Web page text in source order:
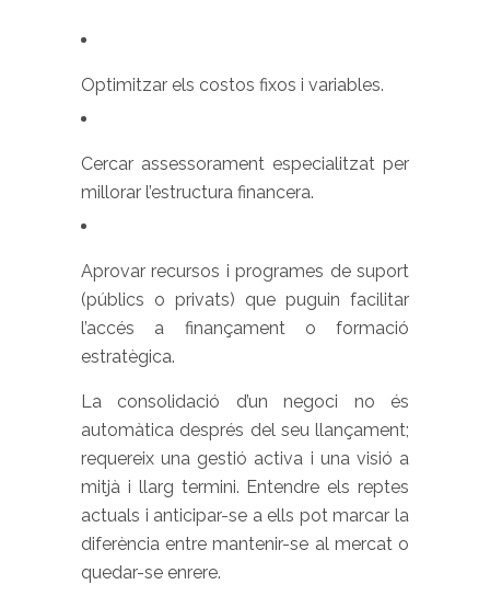
Optimitzar els costos fixos i variables.
Cercar assessorament especialitzat per
millorar l’estructura financera.
Aprovar recursos i programes de suport
(públics o privats) que puguin facilitar
l’accés a finançament o formació
estratègica.
La consolidació d’un negoci no és
automàtica després del seu llançament;
requereix una gestió activa i una visió a
mitjà i llarg termini. Entendre els reptes
actuals i anticipar-se a ells pot marcar la
diferència entre mantenir-se al mercat o
quedar-se enrere.